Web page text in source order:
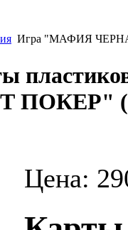
Игра "МАФИЯ
ПОКЕР"
Цена: